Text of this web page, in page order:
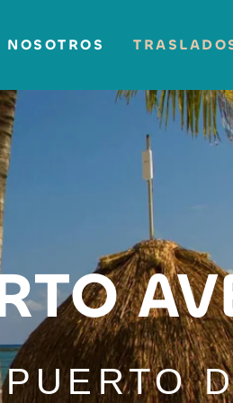
NOSOTROS